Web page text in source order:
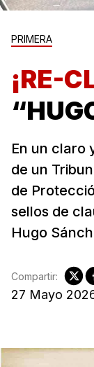
PRIMERA
¡RE-
En un claro
de un
de
sellos de
Hugo
27 Mayo
Compartir: